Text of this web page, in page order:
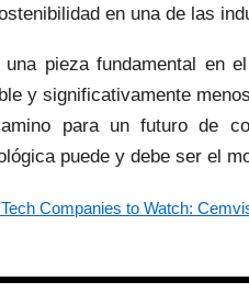
en una de las
pieza fundamental en
y significativamente
para un futuro de
puede y debe ser el
Companies to Watch: